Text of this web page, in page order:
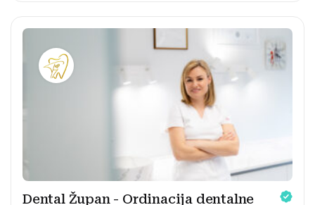
Dental Župan - Ordinacija dentalne